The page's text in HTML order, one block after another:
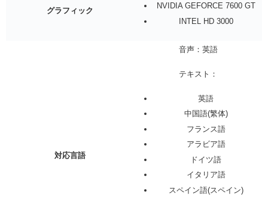
グラフィック
NVIDIA GEFORCE 7600 GT
INTEL HD 3000
対応言語
音声：英語
テキスト：
英語
中国語(繁体)
フランス語
アラビア語
ドイツ語
イタリア語
スペイン語(スペイン)